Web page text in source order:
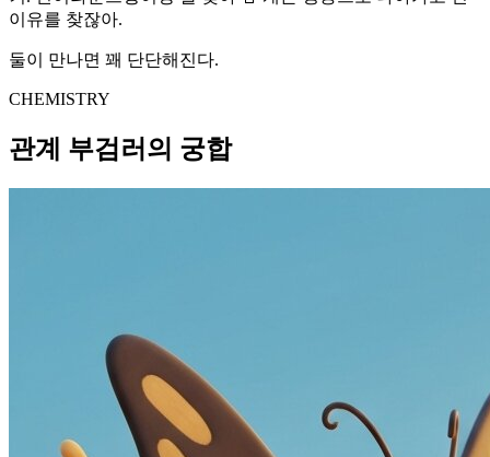
이유를 찾잖아.
둘이 만나면 꽤 단단해진다.
CHEMISTRY
관계 부검러의 궁합